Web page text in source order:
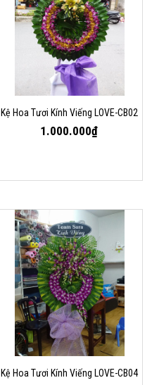
Kệ Hoa Tươi Kính Viếng LOVE-CB02
1.000.000₫
Kệ Hoa Tươi Kính Viếng LOVE-CB04